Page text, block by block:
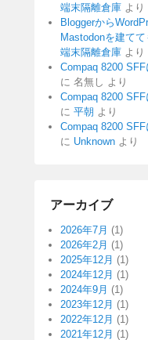
端末隔離倉庫 より
Bloggerから
Mastodonを建て
端末隔離倉庫 より
Compaq 8200 SFF
に 名無し より
Compaq 8200 SFF
に 平朝 より
Compaq 8200 SFF
に Unknown より
アーカイブ
2026年7月 (1)
2026年2月 (1)
2025年12月 (1)
2024年12月 (1)
2024年9月 (1)
2023年12月 (1)
2022年12月 (1)
2021年12月 (1)